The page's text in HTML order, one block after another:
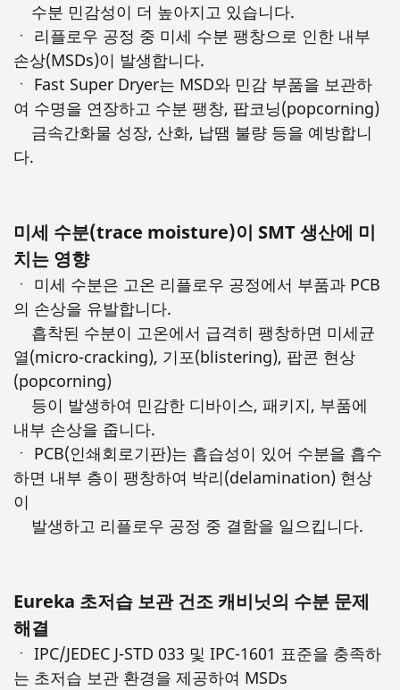
수분 민감성이 더 높아지고 있습니다.
ㆍ 리플로우 공정 중 미세 수분 팽창으로 인한 내부
손상(MSDs)이 발생합니다.
ㆍ Fast Super Dryer는 MSD와 민감 부품을 보관하
여 수명을 연장하고 수분 팽창, 팝코닝(popcorning)
금속간화물 성장, 산화, 납땜 불량 등을 예방합니
다.
미세 수분(trace moisture)이 SMT 생산에 미
치는 영향
ㆍ 미세 수분은 고온 리플로우 공정에서 부품과 PCB
의 손상을 유발합니다.
흡착된 수분이 고온에서 급격히 팽창하면 미세균
열(micro-cracking), 기포(blistering), 팝콘 현상
(popcorning)
등이 발생하여 민감한 디바이스, 패키지, 부품에
내부 손상을 줍니다.
ㆍ PCB(인쇄회로기판)는 흡습성이 있어 수분을 흡수
하면 내부 층이 팽창하여 박리(delamination) 현상
이
발생하고 리플로우 공정 중 결함을 일으킵니다.
Eureka 초저습 보관 건조 캐비닛의 수분 문제
해결
ㆍ IPC/JEDEC J-STD 033 및 IPC-1601 표준을 충족하
는 초저습 보관 환경을 제공하여 MSDs